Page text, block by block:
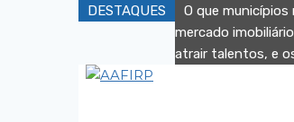
DESTAQUES O que
mercado
atrair talentos, e